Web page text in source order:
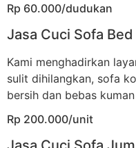
Rp 60.000/dudukan
Jasa Cuci Sofa Bed
Kami menghadirkan
sulit dihilangkan, sofa
bersih dan bebas kuman
Rp 200.000/unit